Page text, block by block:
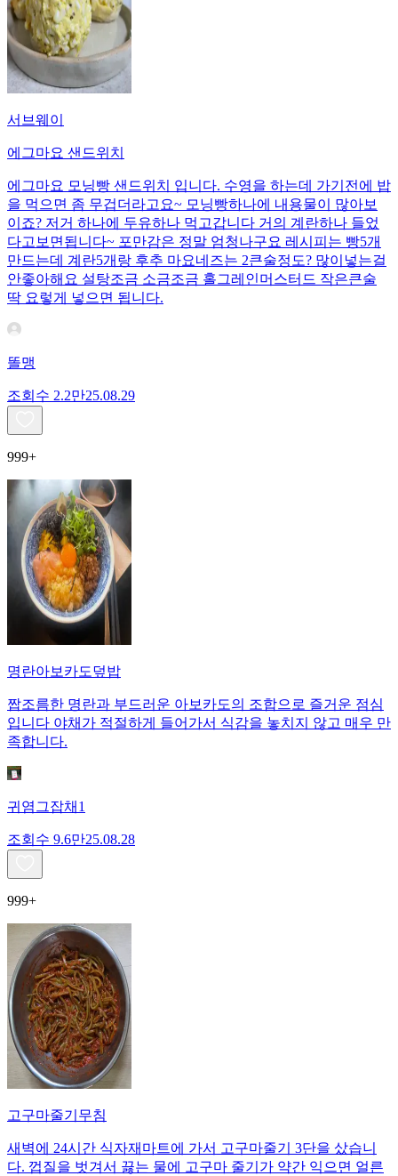
서브웨이
에그마요 샌드위치
에그마요 모닝빵 샌드위치 입니다. 수영을 하는데 가기전에 밥
을 먹으면 좀 무겁더라고요~ 모닝빵하나에 내용물이 많아보
이죠? 저거 하나에 두유하나 먹고갑니다 거의 계란하나 들었
다고보면됩니다~ 포만감은 정말 엄청나구요 레시피는 빵5개
만드는데 계란5개랑 후추 마요네즈는 2큰술정도? 많이넣는걸
안좋아해요 설탕조금 소금조금 홀그레인머스터드 작은큰술
딱 요렇게 넣으면 됩니다.
똘맹
조회수 2.2만25.08.29
999+
명란아보카도덮밥
짭조름한 명란과 부드러운 아보카도의 조합으로 즐거운 점심
입니다 야채가 적절하게 들어가서 식감을 놓치지 않고 매우 만
족합니다.
귀염그잡채1
조회수 9.6만25.08.28
999+
고구마줄기무침
새벽에 24시간 식자재마트에 가서 고구마줄기 3단을 샀습니
다. 껍질을 벗겨서 끓는 물에 고구마 줄기가 약간 익으면 얼른